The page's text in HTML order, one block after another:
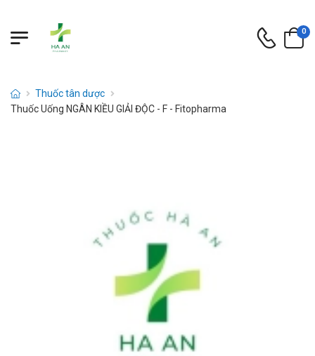
0
Thuốc tân dược
Thuốc Uống NGÂN KIỀU GIẢI ĐỘC - F - Fitopharma